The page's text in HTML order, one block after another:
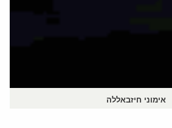
אימוני חיזבאללה